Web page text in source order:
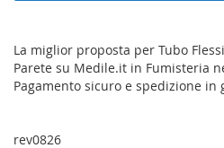
La miglior proposta per Tubo
Parete su Medile.it in Fumisteria
Pagamento sicuro e spedizione in
rev0826